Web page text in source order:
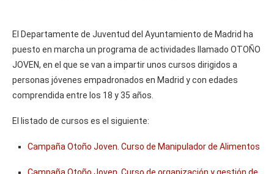
El Departamente de Juventud del Ayuntamiento de Madrid ha
puesto en marcha un programa de actividades llamado OTOÑO
JOVEN, en el que se van a impartir unos cursos dirigidos a
personas jóvenes empadronados en Madrid y con edades
comprendida entre los 18 y 35 años.
El listado de cursos es el siguiente:
Campaña Otoño Joven. Curso de Manipulador de Alimentos